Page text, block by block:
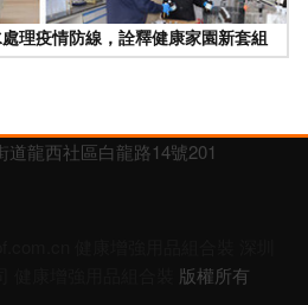
理疫情防線，詮釋健康家園新套組
龍西社區白龍路14號201
版權所有